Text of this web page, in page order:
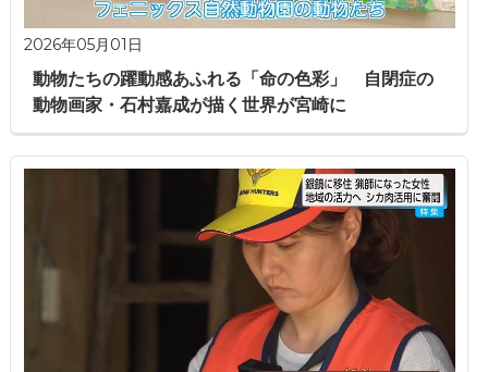
2026年05月01日
動物たちの躍動感あふれる「命の色彩」 自閉症の
動物画家・石村嘉成が描く世界が宮崎に